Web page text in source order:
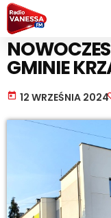
NAUKA I EDUKACJA
GMINIE
today 12 WRZEŚNIA 2024